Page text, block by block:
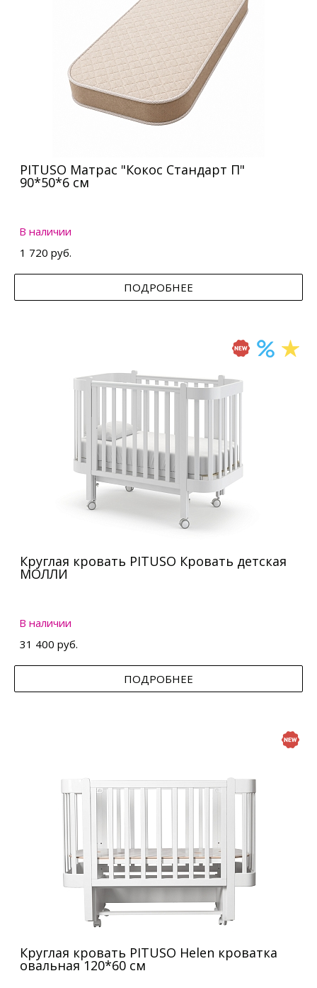
PITUSO Матрас "Кокос Стандарт П"
90*50*6 см
В наличии
1 720 руб.
ПОДРОБНЕЕ
Круглая кровать PITUSO Кровать детская
МОЛЛИ
В наличии
31 400 руб.
ПОДРОБНЕЕ
Круглая кровать PITUSO Helen кроватка
овальная 120*60 см